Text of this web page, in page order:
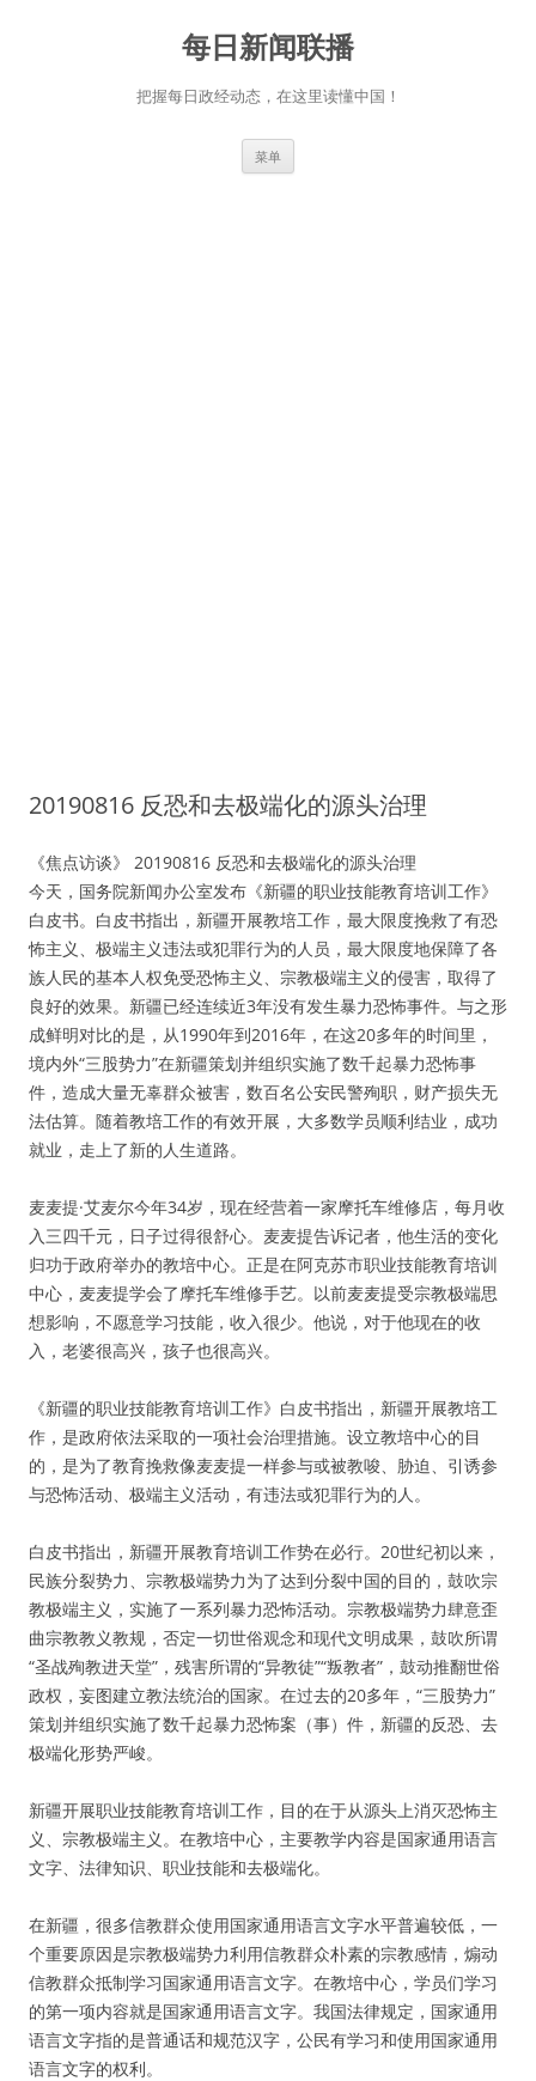
每日新闻联播
把握每日政经动态，在这里读懂中国！
菜单
20190816 反恐和去极端化的源头治理
《焦点访谈》 20190816 反恐和去极端化的源头治理
今天，国务院新闻办公室发布《新疆的职业技能教育培训工作》
白皮书。白皮书指出，新疆开展教培工作，最大限度挽救了有恐
怖主义、极端主义违法或犯罪行为的人员，最大限度地保障了各
族人民的基本人权免受恐怖主义、宗教极端主义的侵害，取得了
良好的效果。新疆已经连续近3年没有发生暴力恐怖事件。与之形
成鲜明对比的是，从1990年到2016年，在这20多年的时间里，
境内外“三股势力”在新疆策划并组织实施了数千起暴力恐怖事
件，造成大量无辜群众被害，数百名公安民警殉职，财产损失无
法估算。随着教培工作的有效开展，大多数学员顺利结业，成功
就业，走上了新的人生道路。
麦麦提·艾麦尔今年34岁，现在经营着一家摩托车维修店，每月收
入三四千元，日子过得很舒心。麦麦提告诉记者，他生活的变化
归功于政府举办的教培中心。正是在阿克苏市职业技能教育培训
中心，麦麦提学会了摩托车维修手艺。以前麦麦提受宗教极端思
想影响，不愿意学习技能，收入很少。他说，对于他现在的收
入，老婆很高兴，孩子也很高兴。
《新疆的职业技能教育培训工作》白皮书指出，新疆开展教培工
作，是政府依法采取的一项社会治理措施。设立教培中心的目
的，是为了教育挽救像麦麦提一样参与或被教唆、胁迫、引诱参
与恐怖活动、极端主义活动，有违法或犯罪行为的人。
白皮书指出，新疆开展教育培训工作势在必行。20世纪初以来，
民族分裂势力、宗教极端势力为了达到分裂中国的目的，鼓吹宗
教极端主义，实施了一系列暴力恐怖活动。宗教极端势力肆意歪
曲宗教教义教规，否定一切世俗观念和现代文明成果，鼓吹所谓
“圣战殉教进天堂”，残害所谓的“异教徒”“叛教者”，鼓动推翻世俗
政权，妄图建立教法统治的国家。在过去的20多年，“三股势力”
策划并组织实施了数千起暴力恐怖案（事）件，新疆的反恐、去
极端化形势严峻。
新疆开展职业技能教育培训工作，目的在于从源头上消灭恐怖主
义、宗教极端主义。在教培中心，主要教学内容是国家通用语言
文字、法律知识、职业技能和去极端化。
在新疆，很多信教群众使用国家通用语言文字水平普遍较低，一
个重要原因是宗教极端势力利用信教群众朴素的宗教感情，煽动
信教群众抵制学习国家通用语言文字。在教培中心，学员们学习
的第一项内容就是国家通用语言文字。我国法律规定，国家通用
语言文字指的是普通话和规范汉字，公民有学习和使用国家通用
语言文字的权利。